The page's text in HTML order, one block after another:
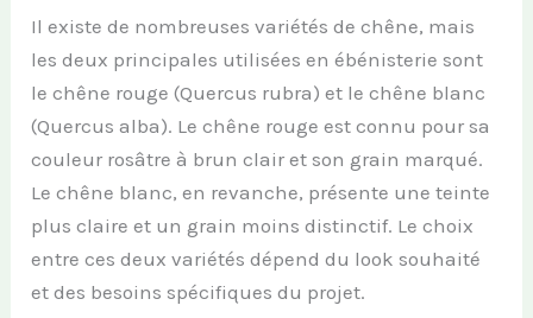
Il existe de nombreuses variétés de chêne, mais
les deux principales utilisées en ébénisterie sont
le chêne rouge (Quercus rubra) et le chêne blanc
(Quercus alba). Le chêne rouge est connu pour sa
couleur rosâtre à brun clair et son grain marqué.
Le chêne blanc, en revanche, présente une teinte
plus claire et un grain moins distinctif. Le choix
entre ces deux variétés dépend du look souhaité
et des besoins spécifiques du projet.